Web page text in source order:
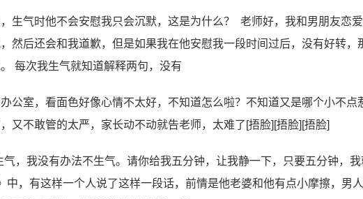
生气时他不会安慰我只会沉默，这是为什么？ 老师好，我和男朋友恋
然后还会和我道歉，但是如果我在他安慰我一段时间过后，没有好转，
每次我生气就知道解释两句，没有
公室，看面色好像心情不太好，不知道怎么啦？不知道又是哪个小不点
又不敢管的太严，家长动不动就告老师，太难了[捂脸][捂脸][捂脸]
，我没有办法不生气。请你给我五分钟，让我静一下，只要五分钟，我
中，有这样一个人说了这样一段话，前情是他老婆和他有点小摩擦，男